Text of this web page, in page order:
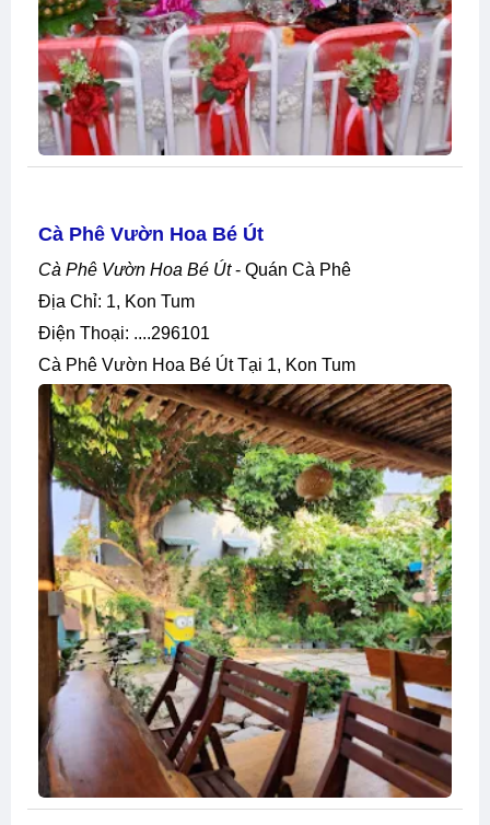
Cà Phê Vườn Hoa Bé Út
Cà Phê Vườn Hoa Bé Út- Quán Cà Phê
Địa Chỉ: 1, Kon Tum
Điện Thoại: ....296101
Cà Phê Vườn Hoa Bé Út Tại 1, Kon Tum